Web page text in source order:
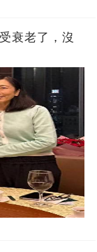
衰老了，沒